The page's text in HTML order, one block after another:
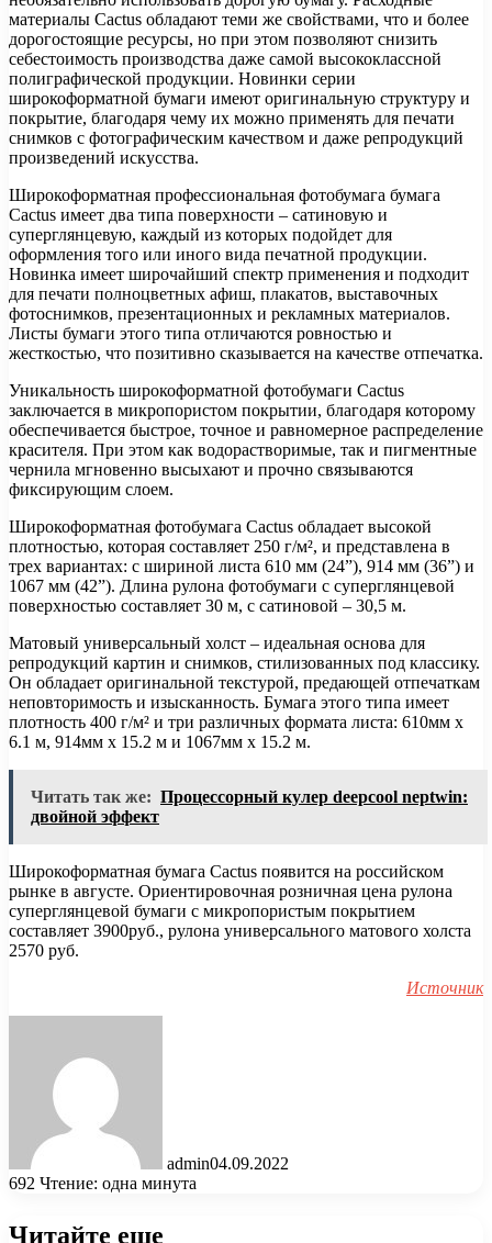
материалы Cactus обладают теми же свойствами, что и более
дорогостоящие ресурсы, но при этом позволяют снизить
себестоимость производства даже самой высококлассной
полиграфической продукции. Новинки серии
широкоформатной бумаги имеют оригинальную структуру и
покрытие, благодаря чему их можно применять для печати
снимков с фотографическим качеством и даже репродукций
произведений искусства.
Широкоформатная профессиональная фотобумага бумага
Cactus имеет два типа поверхности – сатиновую и
суперглянцевую, каждый из которых подойдет для
оформления того или иного вида печатной продукции.
Новинка имеет широчайший спектр применения и подходит
для печати полноцветных афиш, плакатов, выставочных
фотоснимков, презентационных и рекламных материалов.
Листы бумаги этого типа отличаются ровностью и
жесткостью, что позитивно сказывается на качестве отпечатка.
Уникальность широкоформатной фотобумаги Cactus
заключается в микропористом покрытии, благодаря которому
обеспечивается быстрое, точное и равномерное распределение
красителя. При этом как водорастворимые, так и пигментные
чернила мгновенно высыхают и прочно связываются
фиксирующим слоем.
Широкоформатная фотобумага Cactus обладает высокой
плотностью, которая составляет 250 г/м², и представлена в
трех вариантах: с шириной листа 610 мм (24”), 914 мм (36”) и
1067 мм (42”). Длина рулона фотобумаги с суперглянцевой
поверхностью составляет 30 м, с сатиновой – 30,5 м.
Матовый универсальный холст – идеальная основа для
репродукций картин и снимков, стилизованных под классику.
Он обладает оригинальной текстурой, предающей отпечаткам
неповторимость и изысканность. Бумага этого типа имеет
плотность 400 г/м² и три различных формата листа: 610мм х
6.1 м, 914мм х 15.2 м и 1067мм х 15.2 м.
Читать так же: Процессорный кулер deepcool neptwin:
двойной эффект
Широкоформатная бумага Cactus появится на российском
рынке в августе. Ориентировочная розничная цена рулона
суперглянцевой бумаги с микропористым покрытием
составляет 3900руб., рулона универсального матового холста
2570 руб.
Источник
admin04.09.2022
692 Чтение: одна минута
Читайте еще